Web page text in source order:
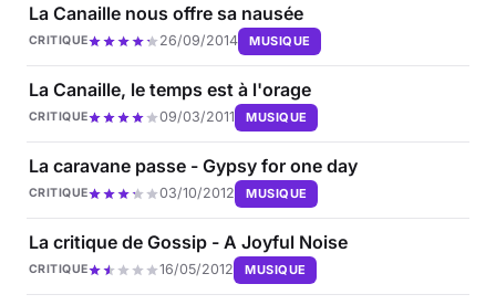
La Canaille nous offre sa nausée
CRITIQUE 26/09/2014 MUSIQUE
La Canaille, le temps est à l'orage
CRITIQUE 09/03/2011 MUSIQUE
La caravane passe - Gypsy for one day
CRITIQUE 03/10/2012 MUSIQUE
La critique de Gossip - A Joyful Noise
CRITIQUE 16/05/2012 MUSIQUE